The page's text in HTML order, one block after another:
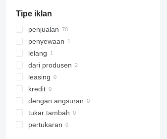
Tipe iklan
penjualan
penyewaan
lelang
dari produsen
leasing
kredit
dengan angsuran
tukar tambah
pertukaran